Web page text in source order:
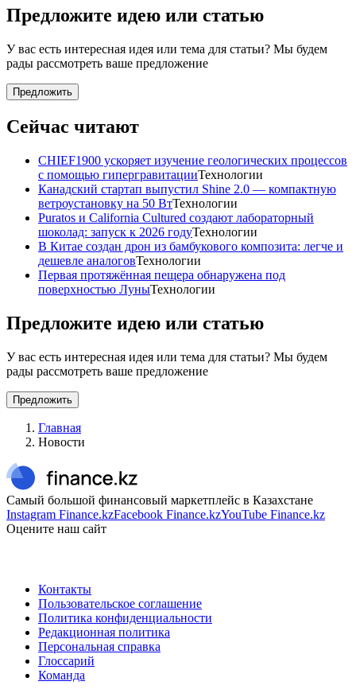
Предложите идею или статью
У вас есть интересная идея или тема для статьи? Мы будем
рады рассмотреть ваше предложение
Предложить
Сейчас читают
CHIEF1900 ускоряет изучение геологических процессов
с помощью гипергравитацииТехнологии
Канадский стартап выпустил Shine 2.0 — компактную
ветроустановку на 50 ВтТехнологии
Puratos и California Cultured создают лабораторный
шоколад: запуск к 2026 годуТехнологии
В Китае создан дрон из бамбукового композита: легче и
дешевле аналоговТехнологии
Первая протяжённая пещера обнаружена под
поверхностью ЛуныТехнологии
Предложите идею или статью
У вас есть интересная идея или тема для статьи? Мы будем
рады рассмотреть ваше предложение
Предложить
Главная
Новости
Самый большой финансовый маркетплейс в Казахстане
Instagram Finance.kzFacebook Finance.kzYouTube Finance.kz
Оцените наш сайт
Контакты
Пользовательское соглашение
Политика конфиденциальности
Редакционная политика
Персональная справка
Глоссарий
Команда